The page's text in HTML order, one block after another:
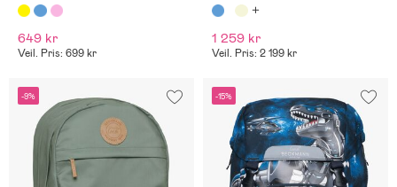
649 kr
Veil. Pris: 699 kr
Midnight Navy
1 259 kr
Veil. Pris: 2 199 kr
-9% -15%